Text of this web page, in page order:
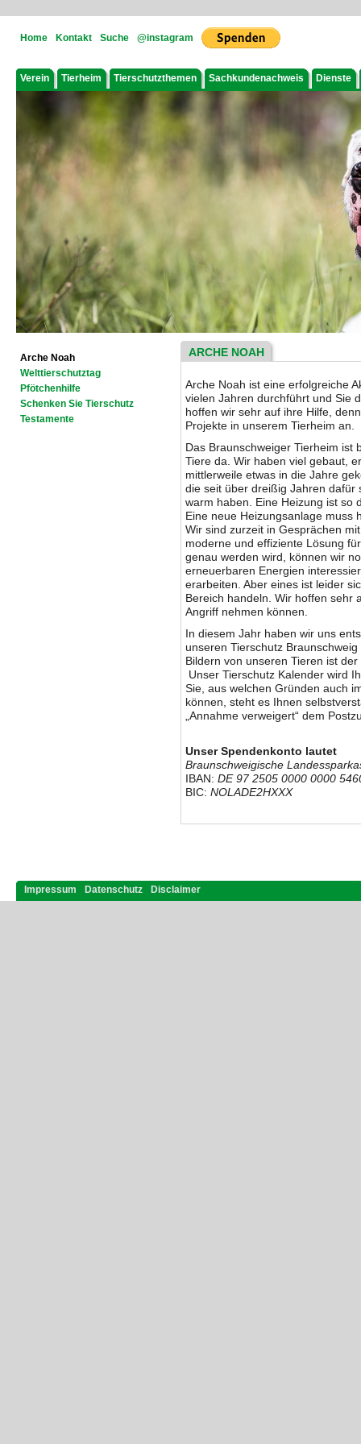
Home Kontakt Suche @instagram
Verein Tierheim Tierschutzthemen Sachkundenachweis Dienste
Arche Noah
Welttierschutztag
Pfötchenhilfe
Schenken Sie Tierschutz
Testamente
ARCHE NOAH
Arche Noah ist eine erfolgreiche
vielen Jahren durchführt und Sie
hoffen wir sehr auf ihre Hilfe,
Projekte in unserem Tierheim an.
Das Braunschweiger Tierheim ist
Tiere da. Wir haben viel gebaut,
mittlerweile etwas in die Jahre
die seit über dreißig Jahren dafür
warm haben. Eine Heizung ist so
Eine neue Heizungsanlage muss
Wir sind zurzeit in Gesprächen
moderne und effiziente Lösung
genau werden wird, können wir
erneuerbaren Energien
erarbeiten. Aber eines ist leider
Bereich handeln. Wir hoffen sehr
Angriff nehmen können.
In diesem Jahr haben wir uns
unseren Tierschutz
Bildern von unseren Tieren ist
Unser Tierschutz Kalender wird
Sie, aus welchen Gründen auch
können, steht es Ihnen
„Annahme verweigert“ dem
Unser Spendenkonto lautet
Braunschweigische
IBAN: DE 97 2505 0000 0000
BIC: NOLADE2HXXX
Impressum Datenschutz Disclaimer